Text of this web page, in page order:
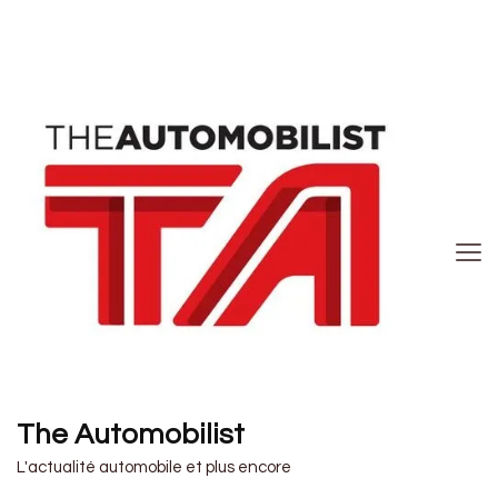
The Automobilist
L'actualité automobile et plus encore